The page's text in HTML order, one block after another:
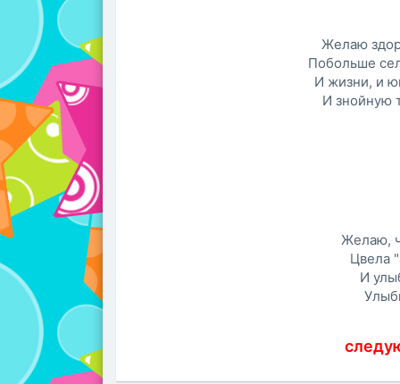
Желаю
Побольше
И жизни, и
И знойную
Желаю,
Цвела
И